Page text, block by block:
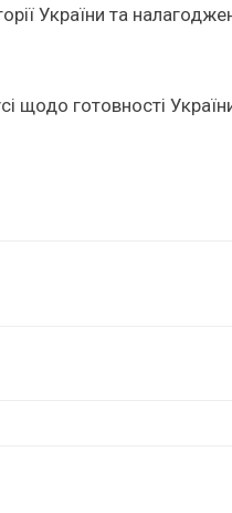
України та
щодо готовності